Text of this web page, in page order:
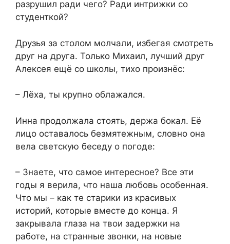
разрушил ради чего? Ради интрижки со
студенткой?
Друзья за столом молчали, избегая смотреть
друг на друга. Только Михаил, лучший друг
Алексея ещё со школы, тихо произнёс:
– Лёха, ты крупно облажался.
Инна продолжала стоять, держа бокал. Её
лицо оставалось безмятежным, словно она
вела светскую беседу о погоде:
– Знаете, что самое интересное? Все эти
годы я верила, что наша любовь особенная.
Что мы – как те старики из красивых
историй, которые вместе до конца. Я
закрывала глаза на твои задержки на
работе, на странные звонки, на новые